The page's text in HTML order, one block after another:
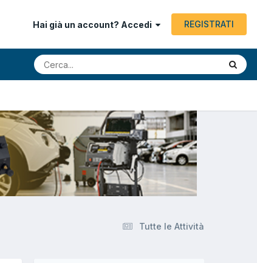
Hai già un account? Accedi REGISTRATI
Tutte le Attività